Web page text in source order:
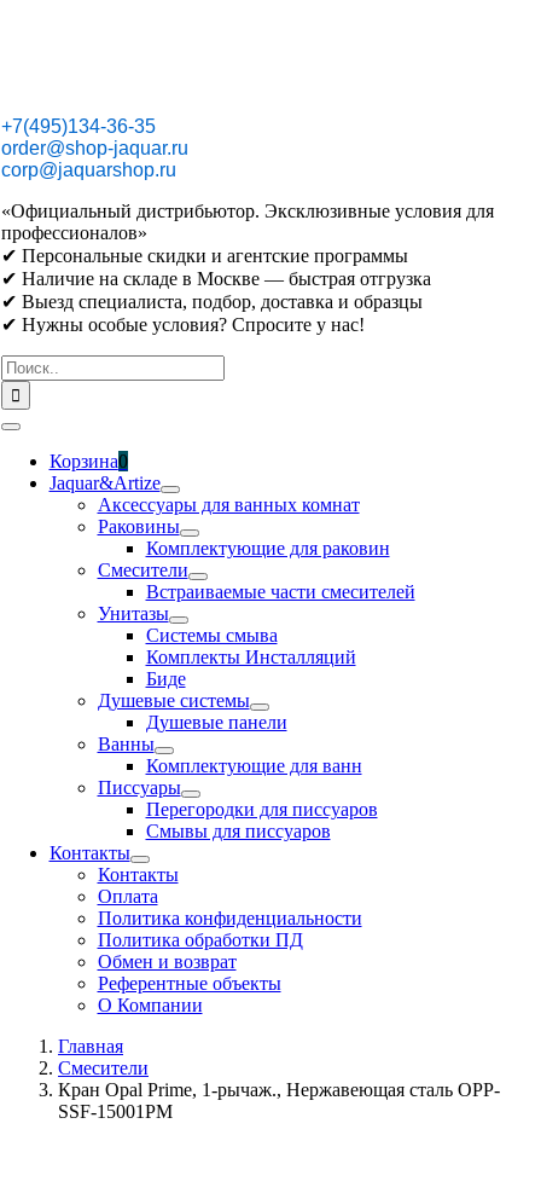
+7(495)134-36-35
order@shop-jaquar.ru
corp@jaquarshop.ru
«Официальный дистрибьютор. Эксклюзивные условия для
профессионалов»
✔ Персональные скидки и агентские программы
✔ Наличие на складе в Москве — быстрая отгрузка
✔ Выезд специалиста, подбор, доставка и образцы
✔ Нужны особые условия? Спросите у нас!
Результат
поиска:
Toggle
NavigationКорзина0
Jaquar&Artize
Аксессуары для ванных комнат
Раковины
Комплектующие для раковин
Смесители
Встраиваемые части смесителей
Унитазы
Системы смыва
Комплекты Инсталляций
Биде
Душевые системы
Душевые панели
Ванны
Комплектующие для ванн
Писсуары
Перегородки для писсуаров
Смывы для писсуаров
Контакты
Контакты
Оплата
Политика конфиденциальности
Политика обработки ПД
Обмен и возврат
Референтные объекты
О Компании
Главная
Смесители
Кран Opal Prime, 1-рычаж., Нержавеющая сталь OPP-
SSF-15001PM